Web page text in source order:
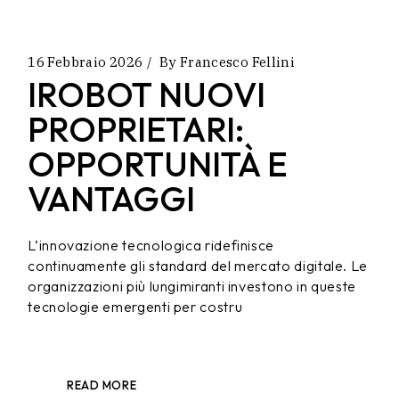
16 Febbraio 2026 By Francesco Fellini
IROBOT NUOVI
PROPRIETARI:
OPPORTUNITÀ E
VANTAGGI
L’innovazione tecnologica ridefinisce
continuamente gli standard del mercato digitale. Le
organizzazioni più lungimiranti investono in queste
tecnologie emergenti per costru
READ MORE